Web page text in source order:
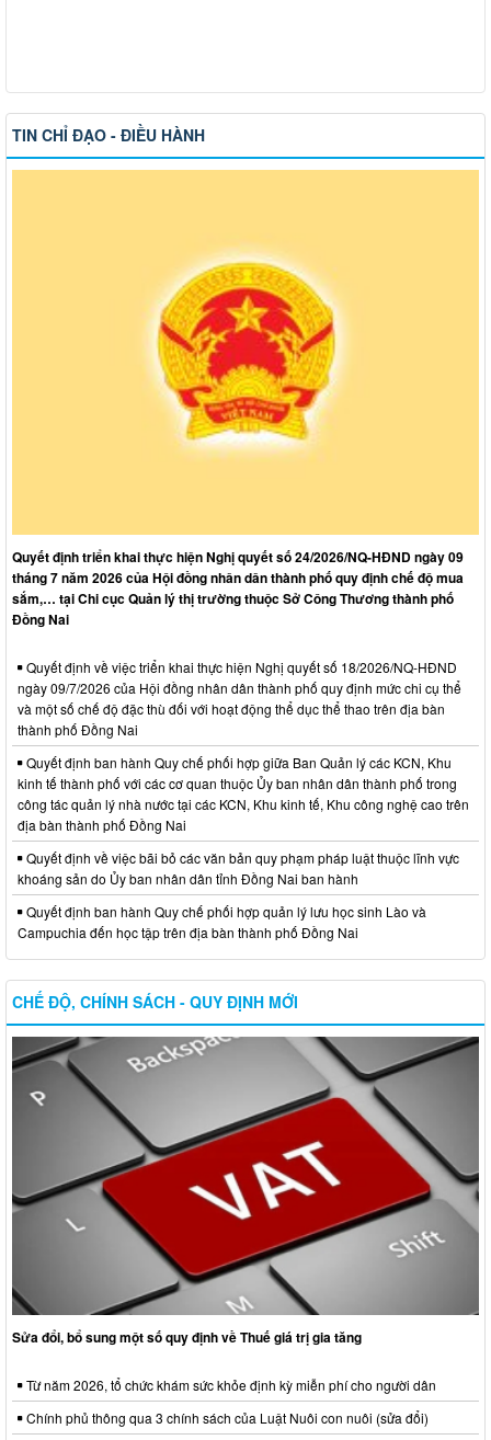
TIN CHỈ ĐẠO - ĐIỀU HÀNH
Quyết định triển khai thực hiện Nghị quyết số 24/2026/NQ-HĐND ngày 09
tháng 7 năm 2026 của Hội đồng nhân dân thành phố quy định chế độ mua
sắm,… tại Chi cục Quản lý thị trường thuộc Sở Công Thương thành phố
Đồng Nai
Quyết định về việc triển khai thực hiện Nghị quyết số 18/2026/NQ-HĐND
ngày 09/7/2026 của Hội đồng nhân dân thành phố quy định mức chi cụ thể
và một số chế độ đặc thù đối với hoạt động thể dục thể thao trên địa bàn
thành phố Đồng Nai
Quyết định ban hành Quy chế phối hợp giữa Ban Quản lý các KCN, Khu
kinh tế thành phố với các cơ quan thuộc Ủy ban nhân dân thành phố trong
công tác quản lý nhà nước tại các KCN, Khu kinh tế, Khu công nghệ cao trên
địa bàn thành phố Đồng Nai
Quyết định về việc bãi bỏ các văn bản quy phạm pháp luật thuộc lĩnh vực
khoáng sản do Ủy ban nhân dân tỉnh Đồng Nai ban hành
Quyết định ban hành Quy chế phối hợp quản lý lưu học sinh Lào và
Campuchia đến học tập trên địa bàn thành phố Đồng Nai
CHẾ ĐỘ, CHÍNH SÁCH - QUY ĐỊNH MỚI
Sửa đổi, bổ sung một số quy định về Thuế giá trị gia tăng
Từ năm 2026, tổ chức khám sức khỏe định kỳ miễn phí cho người dân
Chính phủ thông qua 3 chính sách của Luật Nuôi con nuôi (sửa đổi)